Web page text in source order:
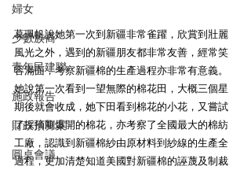
婦女
少數族裔
青年民建聯
施政報告
財政預算案
圓桌會議
葛珮帆說她第一次到新疆非常雀躍，欣賞到壯麗
風光之外，遇到的新疆朋友都非常友善，經常笑
容滿面，考察新疆棉的生產過程亦非常有意義。
她說第一次看到一望無際的棉花田，大概三個星
期後就會收成，她下田看到棉花的小花，又嘗試
了採摘剛爆開的棉花，亦考察了全國最大的棉紡
工廠，認識到新疆棉紗由原材料到紗線的生產全
過程，更加清楚知道美國對新疆棉的誣蔑及制裁